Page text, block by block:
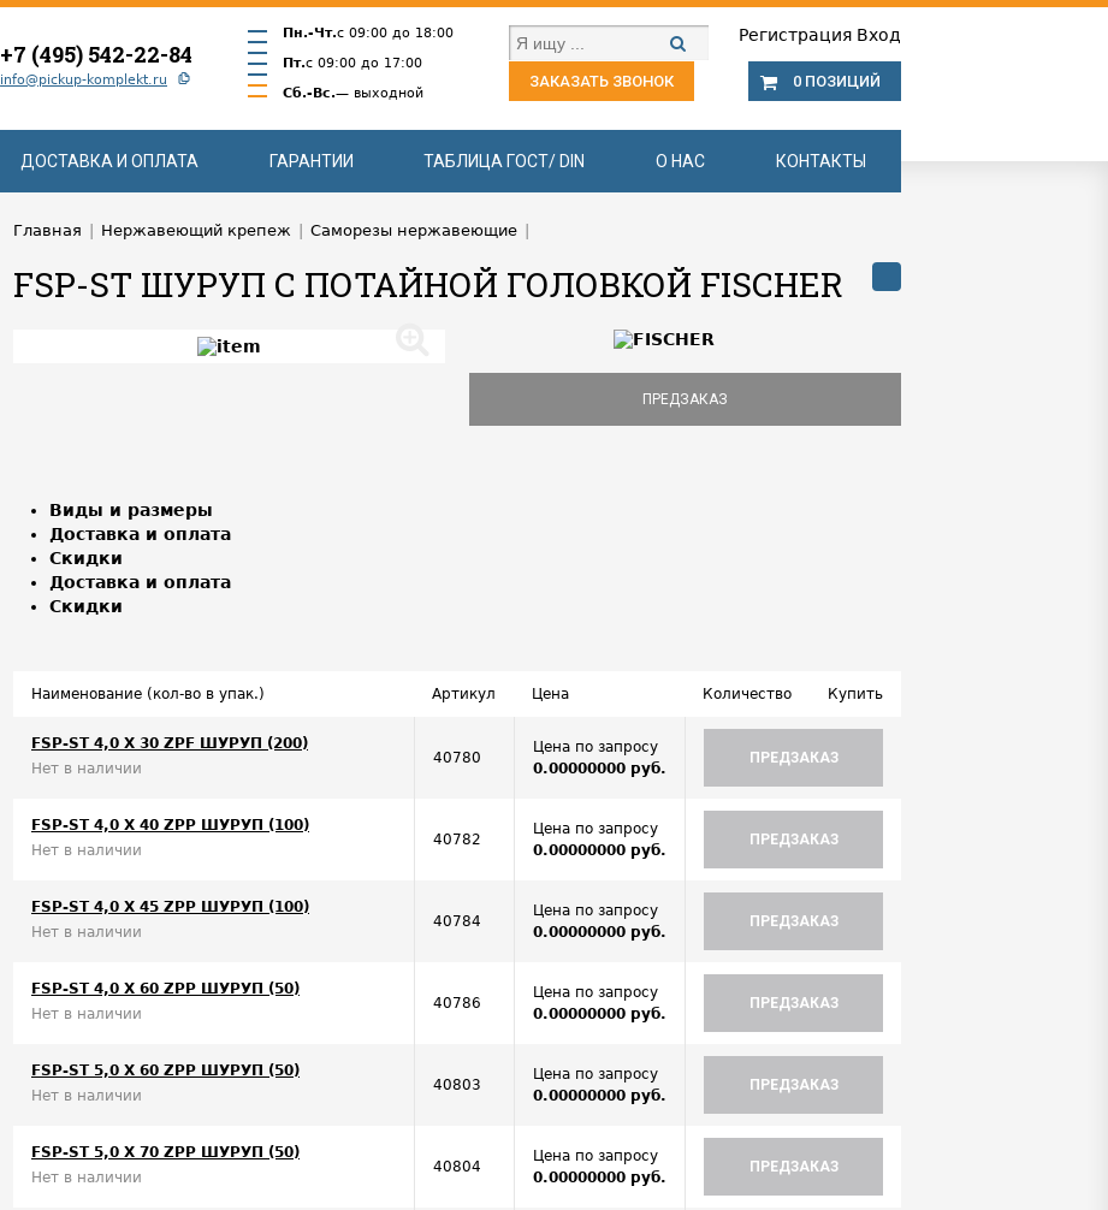
+7 (495) 542-22-84
info@pickup-komplekt.ru
Пн.-Чт.с 09:00 до 18:00
Пт.с 09:00 до 17:00
Сб.-Вс.— выходной
Регистрация Вход
ЗАКАЗАТЬ ЗВОНОК 0 ПОЗИЦИЙ
ДОСТАВКА И ОПЛАТА ГАРАНТИИ ТАБЛИЦА ГОСТ/ DIN О НАС КОНТАКТЫ
Главная Нержавеющий крепеж Саморезы нержавеющие
FSP-ST ШУРУП С ПОТАЙНОЙ ГОЛОВКОЙ FISCHER
ПРЕДЗАКАЗ
Виды и размеры
Доставка и оплата
Скидки
Доставка и оплата
Скидки
Наименование (кол-во в упак.) Артикул Цена Количество Купить
FSP-ST 4,0 X 30 ZPF ШУРУП (200)
Нет в наличии
40780
Цена по запросу
0.00000000 руб.
ПРЕДЗАКАЗ
FSP-ST 4,0 X 40 ZPP ШУРУП (100)
Нет в наличии
40782
Цена по запросу
0.00000000 руб.
ПРЕДЗАКАЗ
FSP-ST 4,0 X 45 ZPP ШУРУП (100)
Нет в наличии
40784
Цена по запросу
0.00000000 руб.
ПРЕДЗАКАЗ
FSP-ST 4,0 X 60 ZPP ШУРУП (50)
Нет в наличии
40786
Цена по запросу
0.00000000 руб.
ПРЕДЗАКАЗ
FSP-ST 5,0 X 60 ZPP ШУРУП (50)
Нет в наличии
40803
Цена по запросу
0.00000000 руб.
ПРЕДЗАКАЗ
FSP-ST 5,0 X 70 ZPP ШУРУП (50)
Нет в наличии
40804
Цена по запросу
0.00000000 руб.
ПРЕДЗАКАЗ